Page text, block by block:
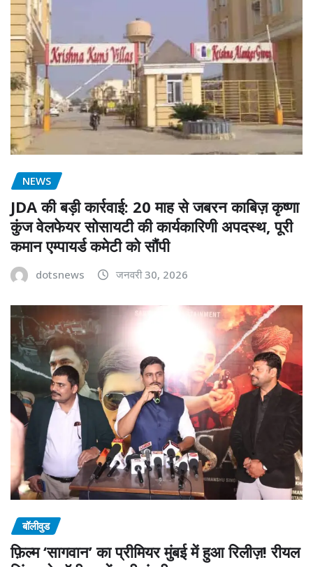
NEWS
JDA की बड़ी कार्रवाई: 20 माह से जबरन काबिज़ कृष्णा
कुंज वेलफेयर सोसायटी की कार्यकारिणी अपदस्थ, पूरी
कमान एम्पायर्ड कमेटी को सौंपी
dotsnews जनवरी 30, 2026
बॉलीवुड
फ़िल्म ‘सागवान’ का प्रीमियर मुंबई में हुआ रिलीज़! रीयल